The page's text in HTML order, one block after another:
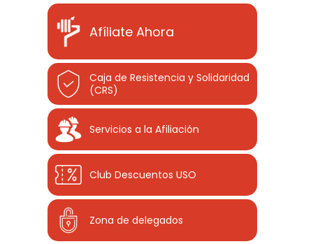
Afíliate Ahora
Caja de Resistencia y Solidaridad
(CRS)
Servicios a la Afiliación
Club Descuentos USO
Zona de delegados